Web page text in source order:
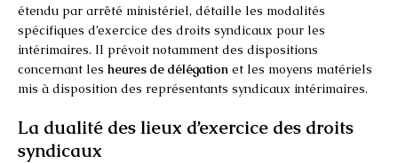
étendu par arrêté ministériel, détaille les modalités
spécifiques d’exercice des droits syndicaux pour les
intérimaires. Il prévoit notamment des dispositions
concernant les heures de délégation et les moyens matériels
mis à disposition des représentants syndicaux intérimaires.
La dualité des lieux d’exercice des droits
syndicaux